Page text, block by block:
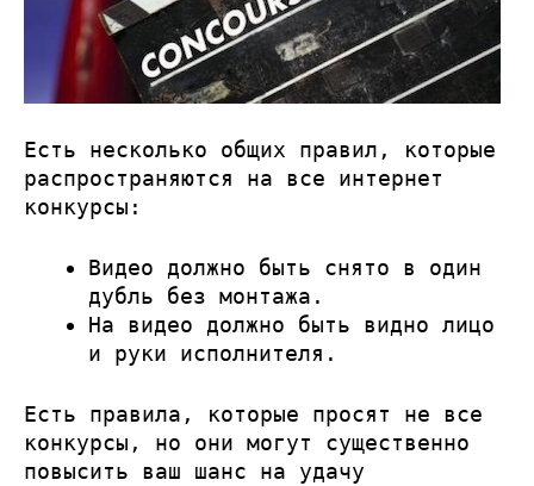
Есть несколько общих правил, которые
распространяются на все интернет
конкурсы:
Видео должно быть снято в один
дубль без монтажа.
На видео должно быть видно лицо
и руки исполнителя.
Есть правила, которые просят не все
конкурсы, но они могут существенно
повысить ваш шанс на удачу